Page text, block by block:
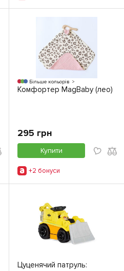
Більше кольорів
Комфортер MagBaby (лео)
295 грн
Купити
+2 бонуси
Цуценячий патруль: